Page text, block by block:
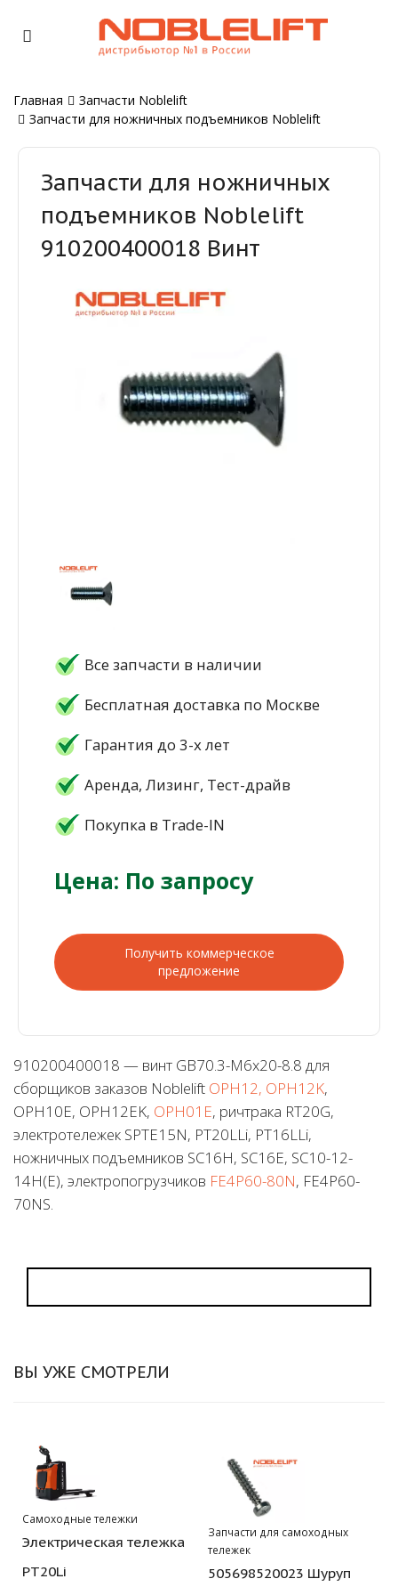
Главная
Запчасти Noblelift
Запчасти для ножничных подъемников Noblelift
Запчасти для ножничных
подъемников Noblelift
910200400018 Винт
Все запчасти в наличии
Бесплатная доставка по Москве
Гарантия до 3-х лет
Аренда, Лизинг, Тест-драйв
Покупка в Trade-IN
Цена: По запросу
Получить коммерческое
предложение
910200400018 — винт GB70.3-M6x20-8.8 для
сборщиков заказов Noblelift OPH12, OPH12K,
OPH10E, OPH12EK, OPH01E, ричтрака RT20G,
электротележек SPTE15N, PT20LLi, PT16LLi,
ножничных подъемников SC16H, SC16E, SC10-12-
14H(E), электропогрузчиков FE4P60-80N, FE4P60-
70NS.
ВЫ УЖЕ СМОТРЕЛИ
Самоходные тележки
Электрическая тележка
PT20Li
Запчасти для самоходных
тележек
505698520023 Шуруп